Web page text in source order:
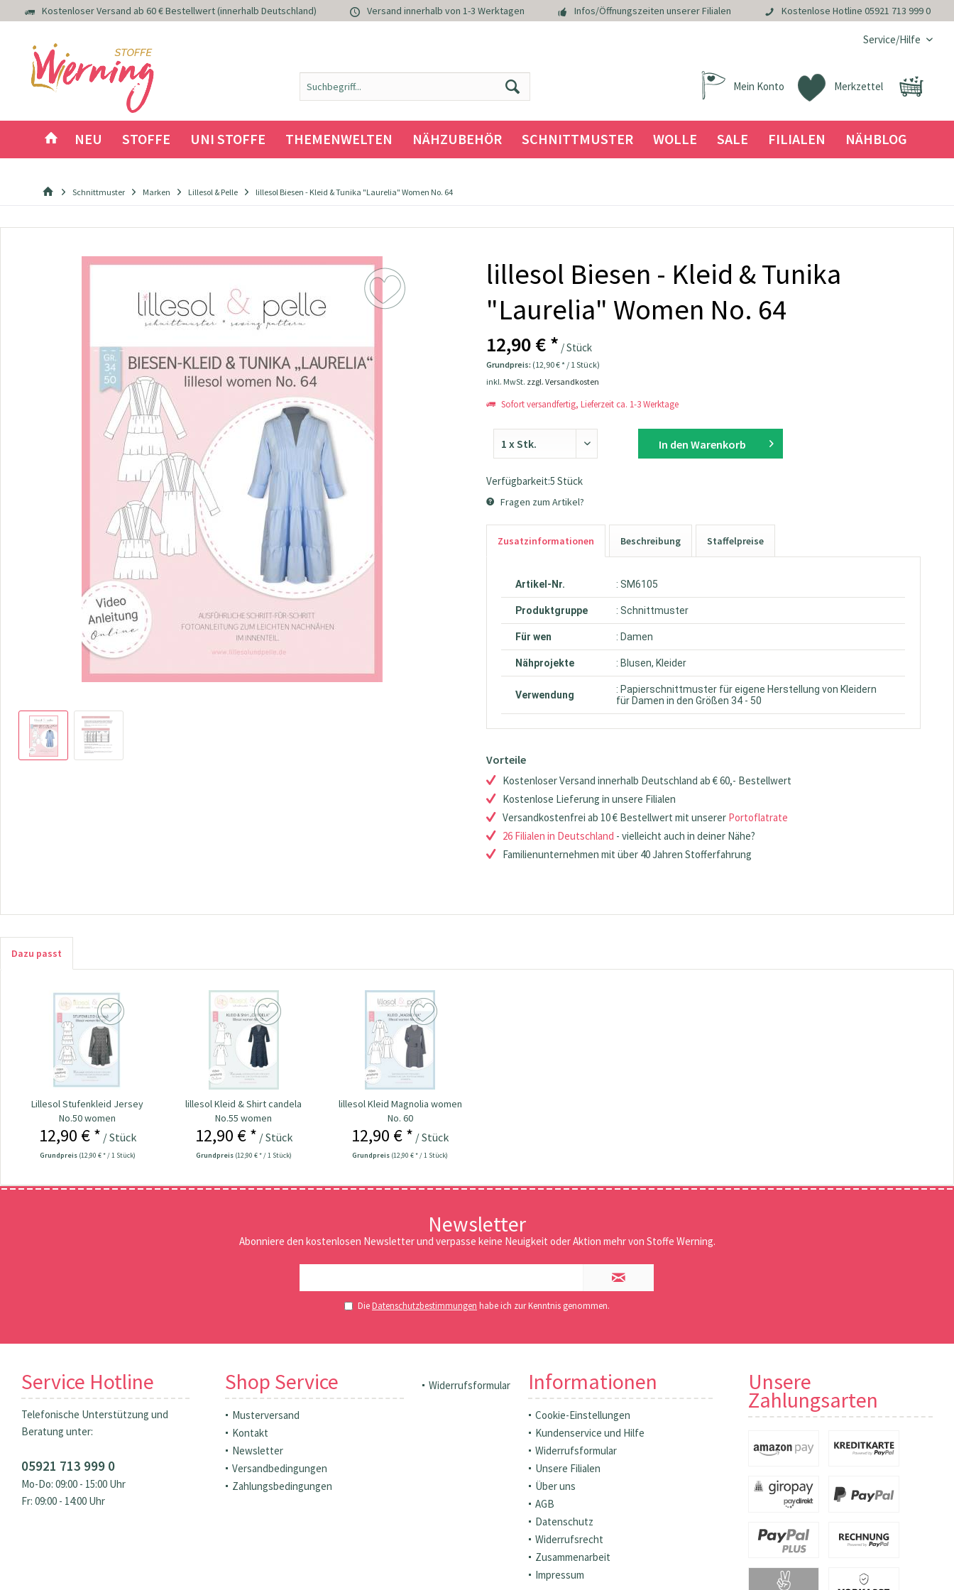
Kostenloser Versand ab 60 € Bestellwert (innerhalb Deutschland) Versand innerhalb von 1-3 Werktagen Infos/Öffnungszeiten unserer Filialen Kostenlose Hotline 05921 713 999 0
Service/Hilfe
Merkzettel
Mein Konto
NEU STOFFE UNI STOFFE THEMENWELTEN NÄHZUBEHÖR SCHNITTMUSTER WOLLE SALE FILIALEN NÄHBLOG
Schnittmuster Marken Lillesol & Pelle lillesol Biesen - Kleid & Tunika "Laurelia" Women No. 64
lillesol Biesen - Kleid & Tunika
"Laurelia" Women No. 64
12,90 € * / Stück
Grundpreis: (12,90 € * / 1 Stück)
inkl. MwSt. zzgl. Versandkosten
Sofort versandfertig, Lieferzeit ca. 1-3 Werktage
In den Warenkorb
Verfügbarkeit:5 Stück
Fragen zum Artikel?
Zusatzinformationen Beschreibung Staffelpreise
Artikel-Nr. : SM6105
Produktgruppe : Schnittmuster
Für wen : Damen
Nähprojekte : Blusen, Kleider
Verwendung
: Papierschnittmuster für eigene Herstellung von Kleidern
für Damen in den Größen 34 - 50
Vorteile
Kostenloser Versand innerhalb Deutschland ab € 60,- Bestellwert
Kostenlose Lieferung in unsere Filialen
Versandkostenfrei ab 10 € Bestellwert mit unserer Portoflatrate
26 Filialen in Deutschland - vielleicht auch in deiner Nähe?
Familienunternehmen mit über 40 Jahren Stofferfahrung
Dazu passt
Lillesol Stufenkleid Jersey
No.50 women
12,90 € * / Stück
Grundpreis (12,90 € * / 1 Stück)
lillesol Kleid & Shirt candela
No.55 women
12,90 € * / Stück
Grundpreis (12,90 € * / 1 Stück)
lillesol Kleid Magnolia women
No. 60
12,90 € * / Stück
Grundpreis (12,90 € * / 1 Stück)
Newsletter
Abonniere den kostenlosen Newsletter und verpasse keine Neuigkeit oder Aktion mehr von Stoffe Werning.
DieDatenschutzbestimmungen habe ich zur Kenntnis genommen.
Service Hotline
Telefonische Unterstützung und
Beratung unter:
05921 713 999 0
Mo-Do: 09:00 - 15:00 Uhr
Fr: 09:00 - 14:00 Uhr
Shop Service
Musterversand
Kontakt
Newsletter
Versandbedingungen
Zahlungsbedingungen
Widerrufsformular Informationen
Cookie-Einstellungen
Kundenservice und Hilfe
Widerrufsformular
Unsere Filialen
Über uns
AGB
Datenschutz
Widerrufsrecht
Zusammenarbeit
Impressum
Unsere
Zahlungsarten